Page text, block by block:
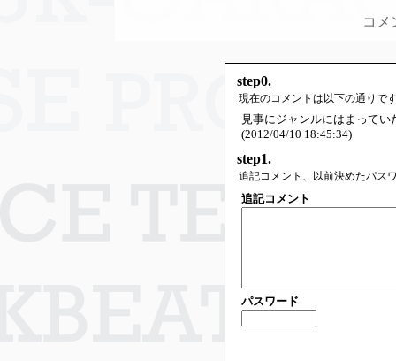
コメ
step0.
現在のコメントは以下の通りで
見事にジャンルにはまってい
(2012/04/10 18:45:34)
step1.
追記コメント、以前決めたパス
追記コメント
パスワード